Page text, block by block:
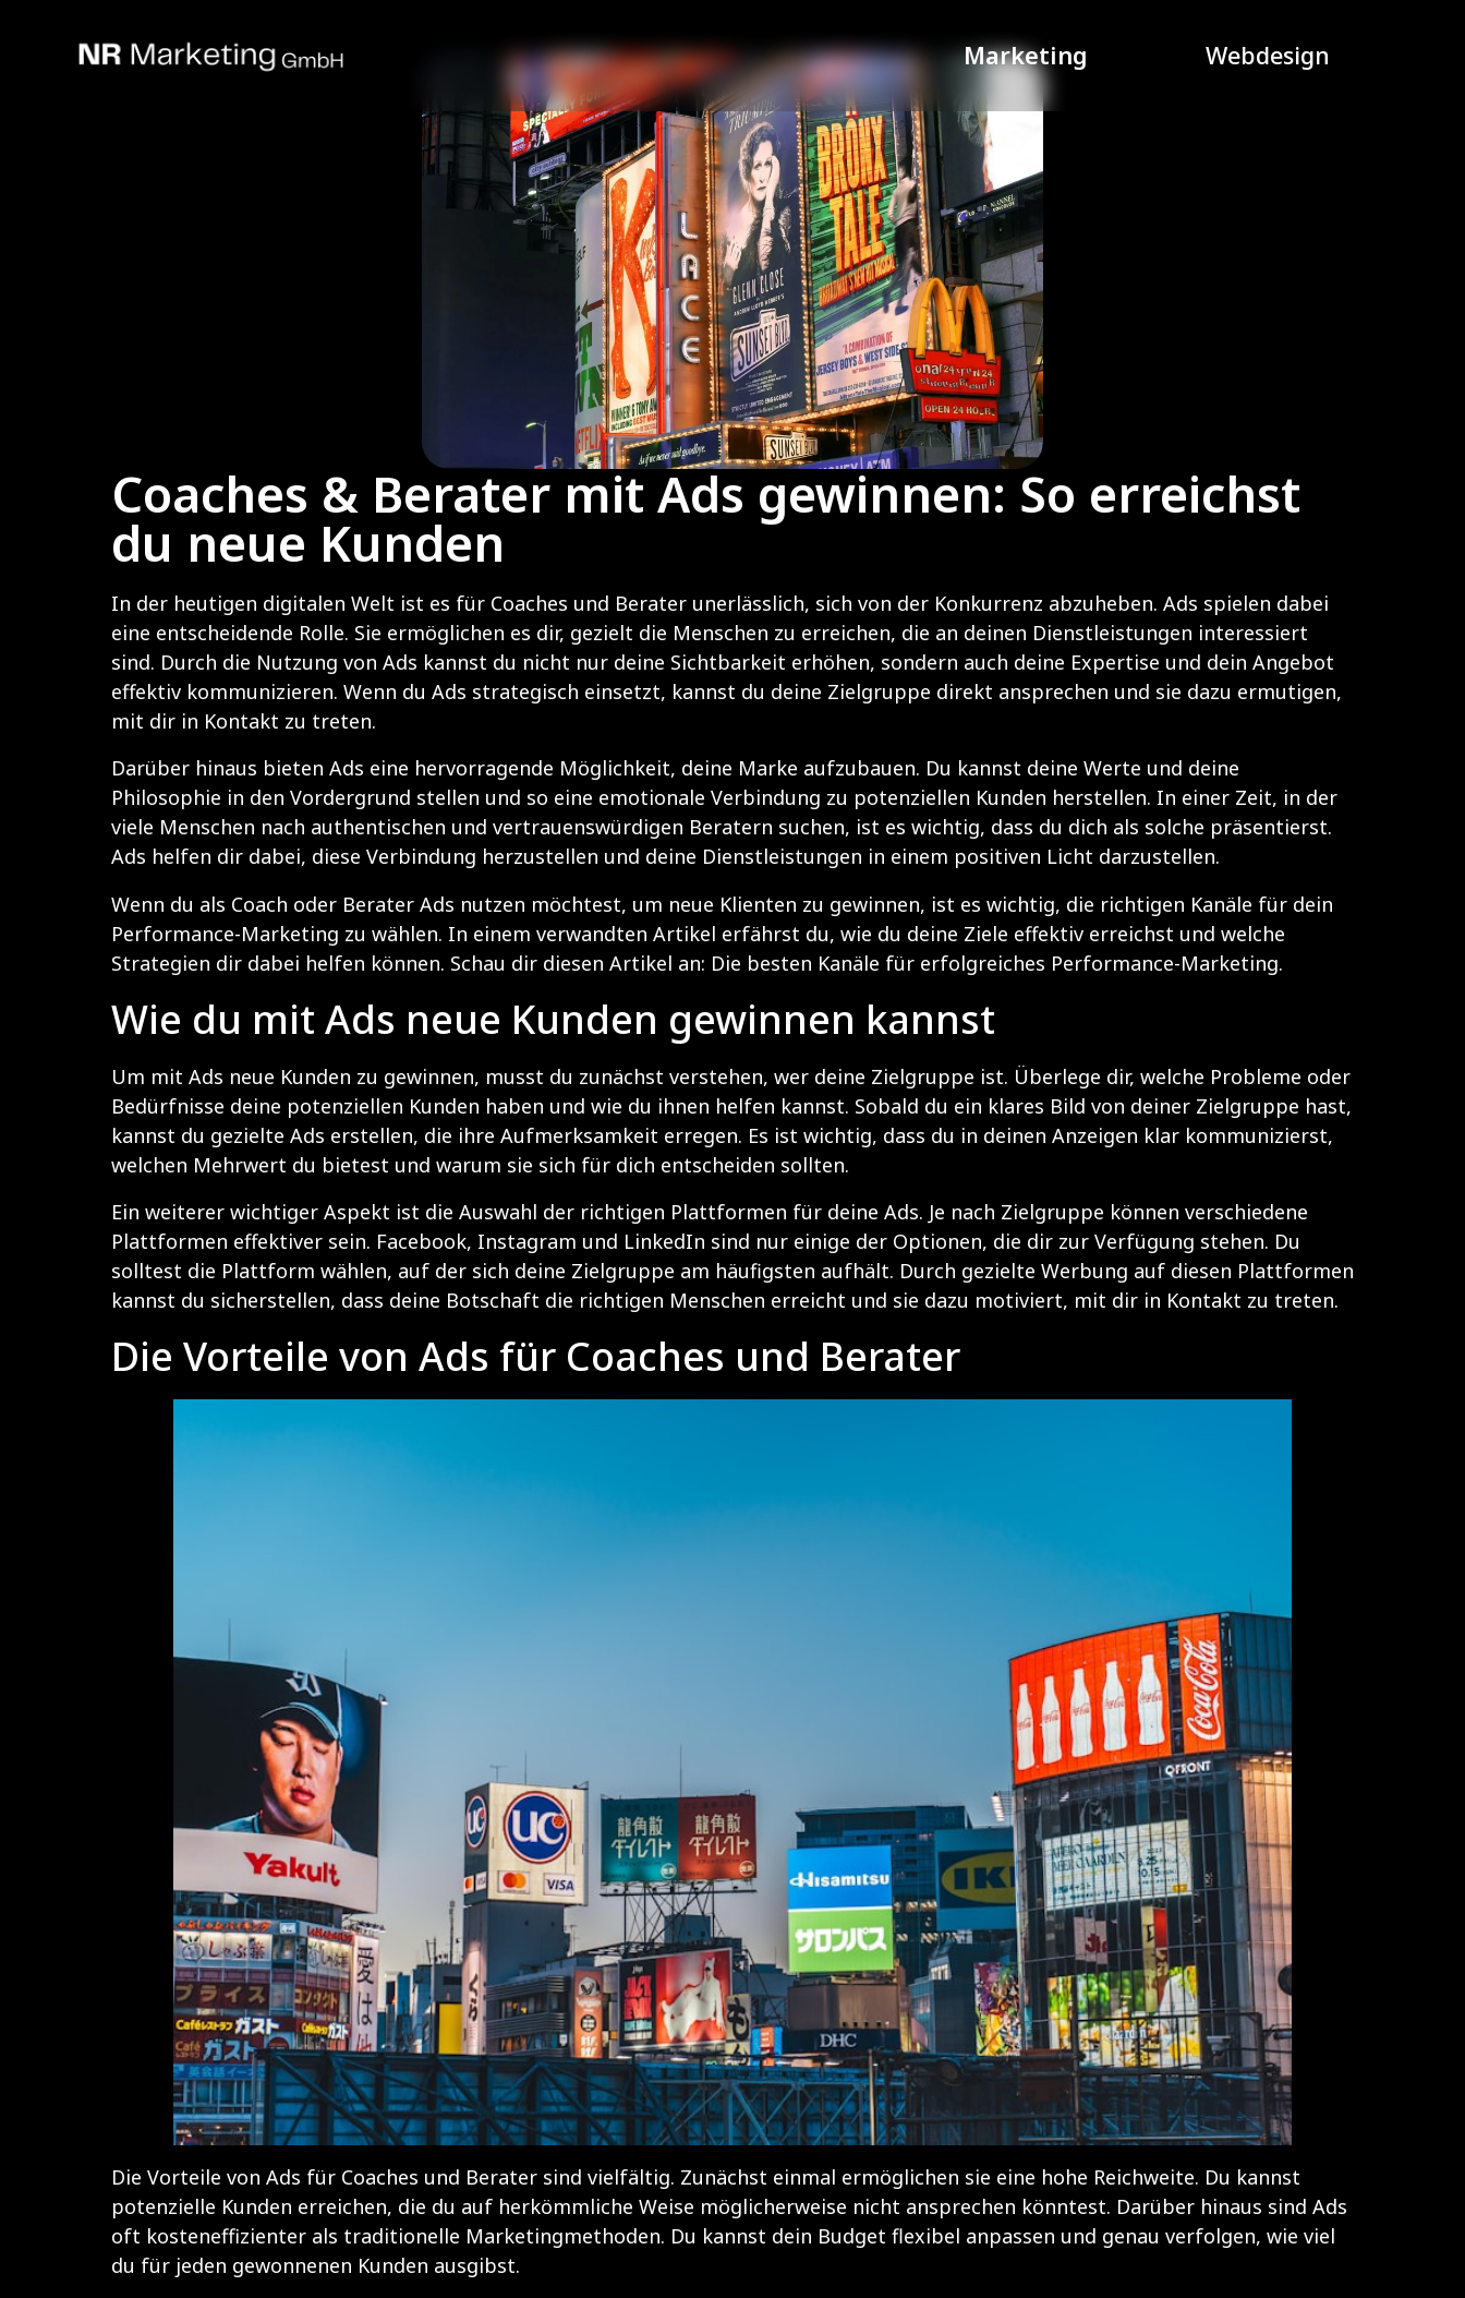
Marketing Webdesign
Coaches & Berater mit Ads gewinnen: So erreichst
du neue Kunden
In der heutigen digitalen Welt ist es für Coaches und Berater unerlässlich, sich von der Konkurrenz abzuheben. Ads spielen dabei
eine entscheidende Rolle. Sie ermöglichen es dir, gezielt die Menschen zu erreichen, die an deinen Dienstleistungen interessiert
sind. Durch die Nutzung von Ads kannst du nicht nur deine Sichtbarkeit erhöhen, sondern auch deine Expertise und dein Angebot
effektiv kommunizieren. Wenn du Ads strategisch einsetzt, kannst du deine Zielgruppe direkt ansprechen und sie dazu ermutigen,
mit dir in Kontakt zu treten.
Darüber hinaus bieten Ads eine hervorragende Möglichkeit, deine Marke aufzubauen. Du kannst deine Werte und deine
Philosophie in den Vordergrund stellen und so eine emotionale Verbindung zu potenziellen Kunden herstellen. In einer Zeit, in der
viele Menschen nach authentischen und vertrauenswürdigen Beratern suchen, ist es wichtig, dass du dich als solche präsentierst.
Ads helfen dir dabei, diese Verbindung herzustellen und deine Dienstleistungen in einem positiven Licht darzustellen.
Wenn du als Coach oder Berater Ads nutzen möchtest, um neue Klienten zu gewinnen, ist es wichtig, die richtigen Kanäle für dein
Performance-Marketing zu wählen. In einem verwandten Artikel erfährst du, wie du deine Ziele effektiv erreichst und welche
Strategien dir dabei helfen können. Schau dir diesen Artikel an: Die besten Kanäle für erfolgreiches Performance-Marketing.
Wie du mit Ads neue Kunden gewinnen kannst
Um mit Ads neue Kunden zu gewinnen, musst du zunächst verstehen, wer deine Zielgruppe ist. Überlege dir, welche Probleme oder
Bedürfnisse deine potenziellen Kunden haben und wie du ihnen helfen kannst. Sobald du ein klares Bild von deiner Zielgruppe hast,
kannst du gezielte Ads erstellen, die ihre Aufmerksamkeit erregen. Es ist wichtig, dass du in deinen Anzeigen klar kommunizierst,
welchen Mehrwert du bietest und warum sie sich für dich entscheiden sollten.
Ein weiterer wichtiger Aspekt ist die Auswahl der richtigen Plattformen für deine Ads. Je nach Zielgruppe können verschiedene
Plattformen effektiver sein. Facebook, Instagram und LinkedIn sind nur einige der Optionen, die dir zur Verfügung stehen. Du
solltest die Plattform wählen, auf der sich deine Zielgruppe am häufigsten aufhält. Durch gezielte Werbung auf diesen Plattformen
kannst du sicherstellen, dass deine Botschaft die richtigen Menschen erreicht und sie dazu motiviert, mit dir in Kontakt zu treten.
Die Vorteile von Ads für Coaches und Berater
Die Vorteile von Ads für Coaches und Berater sind vielfältig. Zunächst einmal ermöglichen sie eine hohe Reichweite. Du kannst
potenzielle Kunden erreichen, die du auf herkömmliche Weise möglicherweise nicht ansprechen könntest. Darüber hinaus sind Ads
oft kosteneffizienter als traditionelle Marketingmethoden. Du kannst dein Budget flexibel anpassen und genau verfolgen, wie viel
du für jeden gewonnenen Kunden ausgibst.